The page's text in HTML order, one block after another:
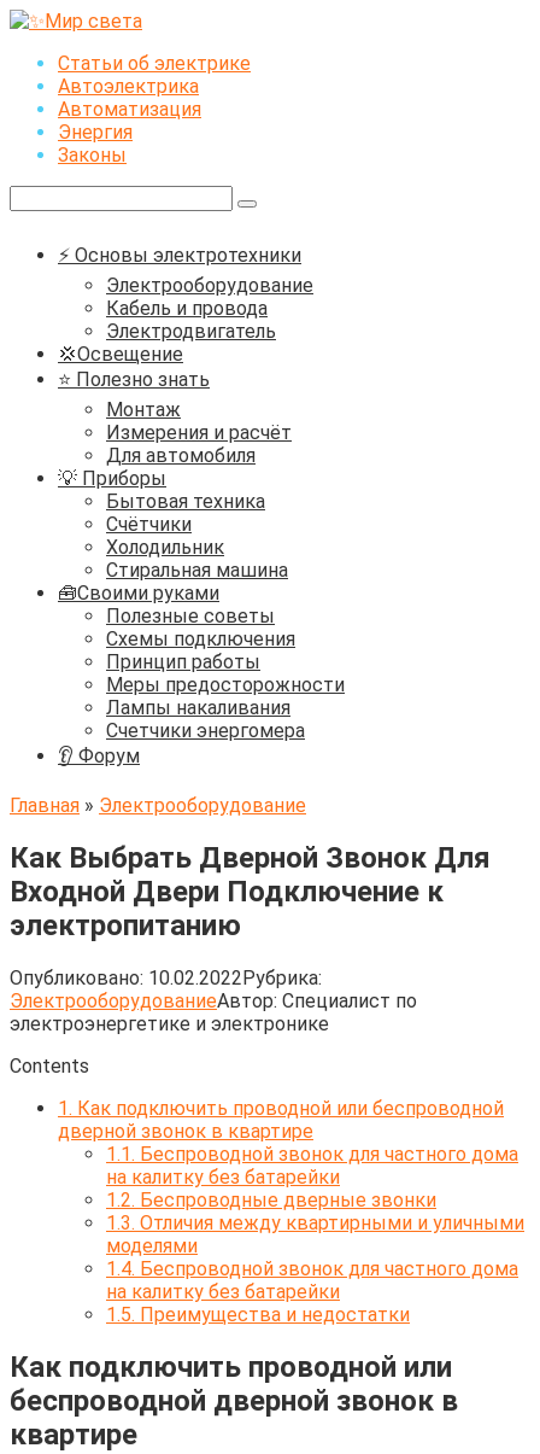
Перейти
контентуСтатьи об электрике
Автоэлектрика
Автоматизация
Энергия
Законы
⚡ Основы электротехники
Электрооборудование
Кабель и провода
Электродвигатель
💢Освещение
⭐ Полезно знать
Монтаж
Измерения и расчёт
Для автомобиля
💡 Приборы
Бытовая техника
Счётчики
Холодильник
Стиральная машина
🧰Своими руками
Полезные советы
Схемы подключения
Принцип работы
Меры предосторожности
Лампы накаливания
Счетчики энергомера
👂 Форум
Главная » Электрооборудование
Как Выбрать Дверной Звонок Для
Входной Двери Подключение к
электропитанию
Опубликовано: 10.02.2022Рубрика:
ЭлектрооборудованиеАвтор: Cпециалист по
электроэнергетике и электронике
Contents
1. Как подключить проводной или беспроводной
дверной звонок в квартире
1.1. Беспроводной звонок для частного дома
на калитку без батарейки
1.2. Беспроводные дверные звонки
1.3. Отличия между квартирными и уличными
моделями
1.4. Беспроводной звонок для частного дома
на калитку без батарейки
1.5. Преимущества и недостатки
Как подключить проводной или
беспроводной дверной звонок в
квартире